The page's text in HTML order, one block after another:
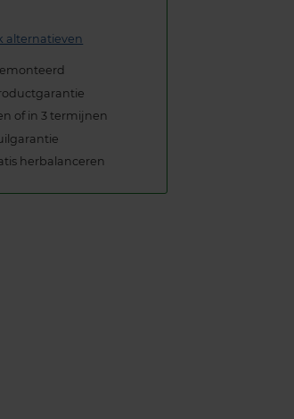
alternatieven
of in 3 termijnen
herbalanceren